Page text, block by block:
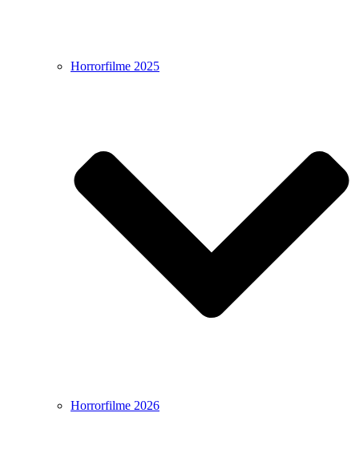
Horrorfilme 2025
Horrorfilme 2026